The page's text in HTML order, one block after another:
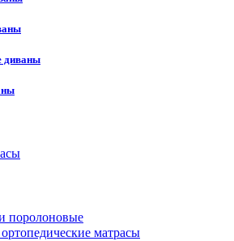
диваны
поролоновые
матрасы